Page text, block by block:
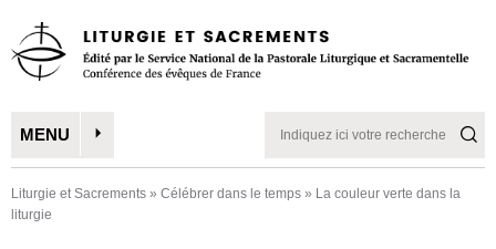
MENU
Liturgie et Sacrements » Célébrer dans le temps » La couleur verte dans la
liturgie